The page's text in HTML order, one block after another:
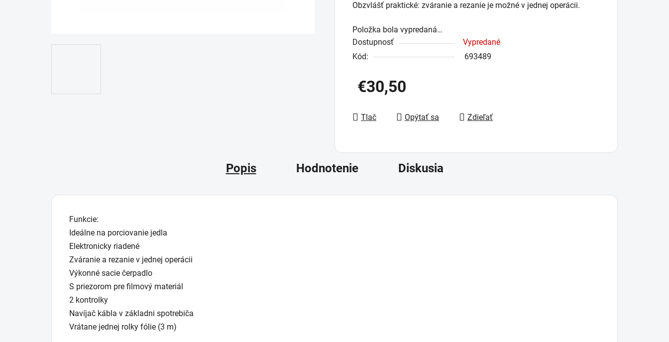
Obzvlášť praktické: zváranie a rezanie je možné v jednej operácii.
Položka bola vypredaná…
Dostupnosť
Vypredané
Kód:
693489
€30,50
Tlač
Opýtať sa Zdieľať
Popis Hodnotenie Diskusia
Funkcie:
Ideálne na porciovanie jedla
Elektronicky riadené
Zváranie a rezanie v jednej operácii
Výkonné sacie čerpadlo
S priezorom pre filmový materiál
2 kontrolky
Navíjač kábla v základni spotrebiča
Vrátane jednej rolky fólie (3 m)